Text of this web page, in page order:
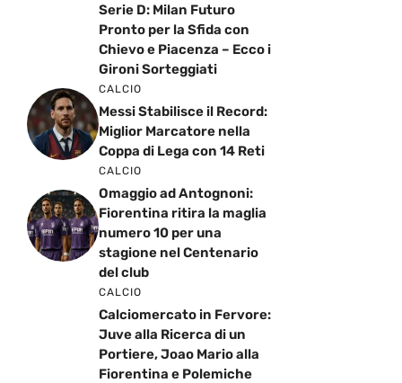
Serie D: Milan Futuro
Pronto per la Sfida con
Chievo e Piacenza – Ecco i
Gironi Sorteggiati
CALCIO
Messi Stabilisce il Record:
Miglior Marcatore nella
Coppa di Lega con 14 Reti
CALCIO
Omaggio ad Antognoni:
Fiorentina ritira la maglia
numero 10 per una
stagione nel Centenario
del club
CALCIO
Calciomercato in Fervore:
Juve alla Ricerca di un
Portiere, Joao Mario alla
Fiorentina e Polemiche